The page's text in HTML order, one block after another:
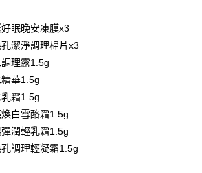
，台灣大哥大用戶可立即使用無須另外申請。
分期」，訂單成立後會自動跳轉到大哥付的交易
及費用金額請依後續交易確認頁面所載為準。
前往確認交易或遇審核未通過，訂單將自動取
過狀況，表示未達大哥付你分期系統評分，恕無
，「大哥付你分期」於每月結算日後寄送繳費提
，可選擇「超商條碼／台灣大直營門市／銀行轉
」】
到商品之後才付款」的支付方式。 讓您購物簡單
不需綁卡、不需儲值。
簡訊認證，即可結帳。
服務後，再付款。
帳流程】
所提供之點數服務，可於會員專區綁定中華電信
使用 Hami Point 折抵消費金額 (1點等於1元)。
眠晚安凍膜x3
潔淨調理棉片x3
理露1.5g
華1.5g
霜1.5g
白雪酪霜1.5g
潤輕乳霜1.5g
調理輕凝霜1.5g